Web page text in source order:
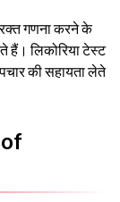
रक्त गणना करने के
हैं। लिकोरिया टेस्ट
की सहायता लेते
of